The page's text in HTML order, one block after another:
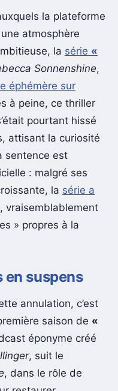
la plateforme
atmosphère
la série «
Sonnenshine,
éphémère sur
à peine, ce thriller
pourtant hissé
attisant la curiosité
sentence est
: malgré ses
la série a
vraisemblablement
» propres à la
en suspens
annulation, c’est
saison de «
éponyme créé
, suit le
, dans le rôle de